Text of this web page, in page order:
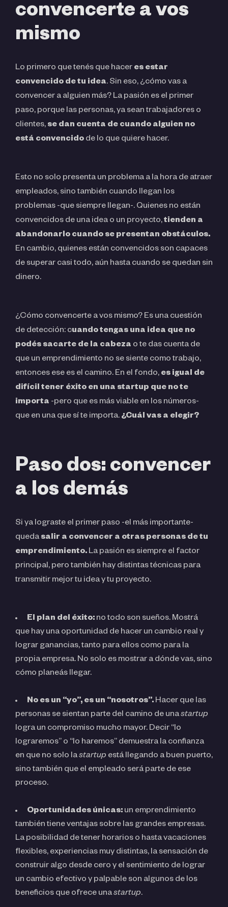
convencerte a vos
mismo
Lo primero que tenés que hacer es estar
convencido de tu idea. Sin eso, ¿cómo vas a
convencer a alguien más? La pasión es el primer
paso, porque las personas, ya sean trabajadores o
clientes, se dan cuenta de cuando alguien no
está convencido de lo que quiere hacer.
Esto no solo presenta un problema a la hora de atraer
empleados, sino también cuando llegan los
problemas -que siempre llegan-. Quienes no están
convencidos de una idea o un proyecto,tienden a
abandonarlo cuando se presentan obstáculos.
En cambio, quienes están convencidos son capaces
de superar casi todo, aún hasta cuando se quedan sin
dinero.
¿Cómo convencerte a vos mismo? Es una cuestión
de detección: cuando tengas una idea que no
podés sacarte de la cabeza o te das cuenta de
que un emprendimiento no se siente como trabajo,
entonces ese es el camino. En el fondo, es igual de
difícil tener éxito en una startup que no te
importa -pero que es más viable en los números-
que en una que sí te importa. ¿Cuál vas a elegir?
Paso dos: convencer
a los demás
Si ya lograste el primer paso -el más importante-
quedasalir a convencer a otras personas de tu
emprendimiento. La pasión es siempre el factor
principal, pero también hay distintas técnicas para
transmitir mejor tu idea y tu proyecto.
El plan del éxito: no todo son sueños. Mostrá
que hay una oportunidad de hacer un cambio real y
lograr ganancias, tanto para ellos como para la
propia empresa. No solo es mostrar a dónde vas, sino
cómo planeás llegar.
No es un “yo”, es un “nosotros”. Hacer que las
personas se sientan parte del camino de unastartup
logra un compromiso mucho mayor. Decir “lo
lograremos” o “lo haremos” demuestra la confianza
en que no solo lastartup está llegando a buen puerto,
sino también que el empleado será parte de ese
proceso.
Oportunidades únicas: un emprendimiento
también tiene ventajas sobre las grandes empresas.
La posibilidad de tener horarios o hasta vacaciones
flexibles, experiencias muy distintas, la sensación de
construir algo desde cero y el sentimiento de lograr
un cambio efectivo y palpable son algunos de los
beneficios que ofrece unastartup.